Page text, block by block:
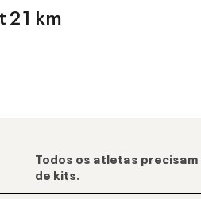
21 km
Todos os atletas
de kits.